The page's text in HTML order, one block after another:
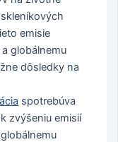
emisie
globálnemu
dôsledky na
spotrebúva
zvýšeniu emisií